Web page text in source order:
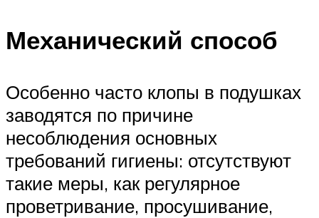
Механический способ
Особенно часто клопы в подушках
заводятся по причине
несоблюдения основных
требований гигиены: отсутствуют
такие меры, как регулярное
проветривание, просушивание,